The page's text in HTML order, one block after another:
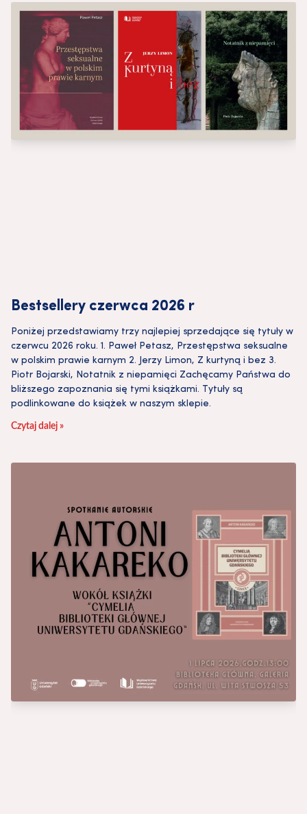
Bestsellery czerwca 2026 r
Poniżej przedstawiamy trzy najlepiej sprzedające się tytuły w
czerwcu 2026 roku. 1. Paweł Petasz, Przestępstwa seksualne
w polskim prawie karnym 2. Jerzy Limon, Z kurtyną i bez 3.
Piotr Bojarski, Notatnik z niepamięci Zachęcamy Państwa do
bliższego zapoznania się tymi książkami. Tytuły są
podlinkowane do książek w naszym sklepie.
Czytaj dalej »